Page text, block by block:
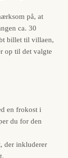
på, at
ca. 30
billet til villaen,
op til det valgte
en frokost i
du for den
der inkluderer